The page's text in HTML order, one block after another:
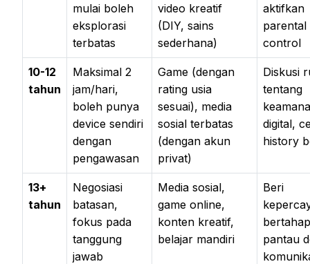
mulai boleh
eksplorasi
terbatas
video kreatif
(DIY, sains
sederhana)
aktifkan
parental
control
10-12
tahun
Maksimal 2
jam/hari,
boleh punya
device sendiri
dengan
pengawasan
Game (dengan
rating usia
sesuai), media
sosial terbatas
(dengan akun
privat)
Diskusi
tentang
digital,
history
13+
tahun
Negosiasi
batasan,
fokus pada
tanggung
jawab
Media sosial,
game online,
konten kreatif,
belajar mandiri
Beri
pantau